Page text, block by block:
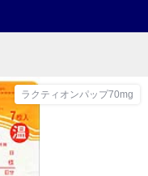
ラクティオンパップ70mg